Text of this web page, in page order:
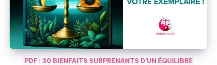
PDF : 30 BIENFAITS SURPRENANTS D’UN ÉQUILIBRE